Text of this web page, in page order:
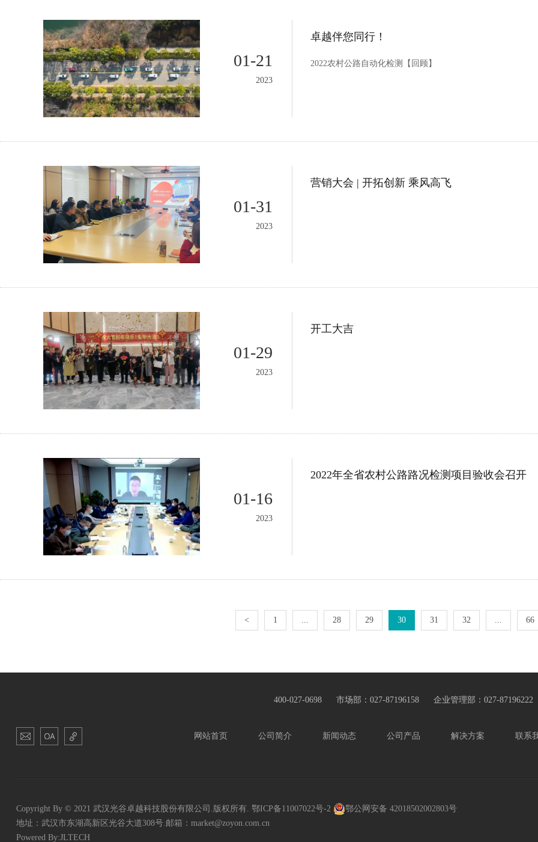
01-21
2023
卓越伴您同行！
2022农村公路自动化检测【回顾】
01-31
2023
营销大会 | 开拓创新 乘风高飞
01-29
2023
开工大吉
01-16
2023
2022年全省农村公路路况检测项目验收会召开
< 1 ... 28 29 30 31 32 ... 66
400-027-0698 市场部：027-87196158 企业管理部：027-87196222
网站首页 公司简介 新闻动态 公司产品 解决方案 联系
Copyright By © 2021 武汉光谷卓越科技股份有限公司.版权所有. 鄂ICP备11007022号-2
鄂公网安备 42018502002803号
地址：武汉市东湖高新区光谷大道308号.邮箱：market@zoyon.com.cn
Powered By:JLTECH